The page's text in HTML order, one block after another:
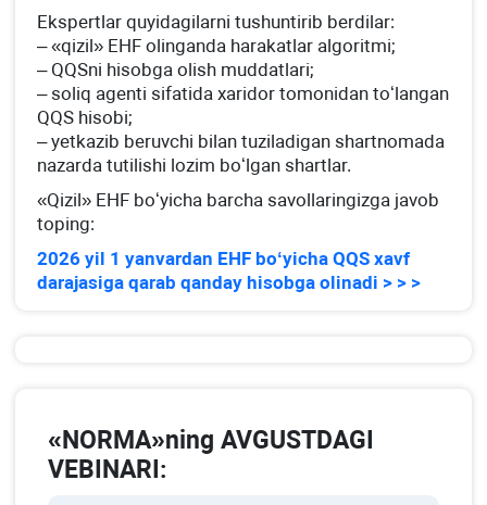
Ekspertlar quyidagilarni tushuntirib berdilar:
– «qizil» EHF olinganda harakatlar algoritmi;
– QQSni hisobga olish muddatlari;
– soliq agenti sifatida хaridor tomonidan toʻlangan
QQS hisobi;
– yetkazib beruvchi bilan tuziladigan shartnomada
nazarda tutilishi lozim boʻlgan shartlar.
«Qizil» EHF boʻyicha barcha savollaringizga javob
toping:
2026 yil 1 yanvardan EHF boʻyicha QQS хavf
darajasiga qarab qanday hisobga olinadi > > >
«NORMA»ning AVGUSTDAGI
VEBINARI: